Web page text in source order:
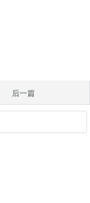
后一篇